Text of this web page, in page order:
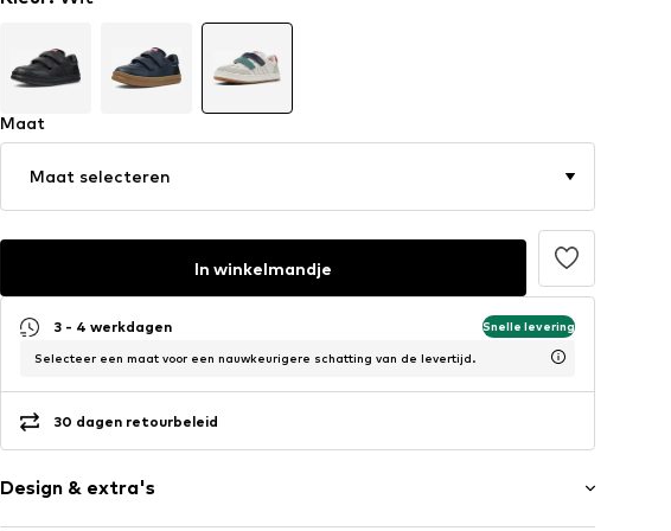
Maat
Maat selecteren
In winkelmandje
3 - 4 werkdagen Snelle levering
Selecteer een maat voor een nauwkeurigere schatting van de levertijd.
30 dagen retourbeleid
Design & extra's